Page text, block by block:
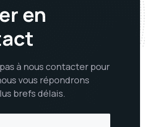
en
à nous contacter pour
vous répondrons
brefs délais.